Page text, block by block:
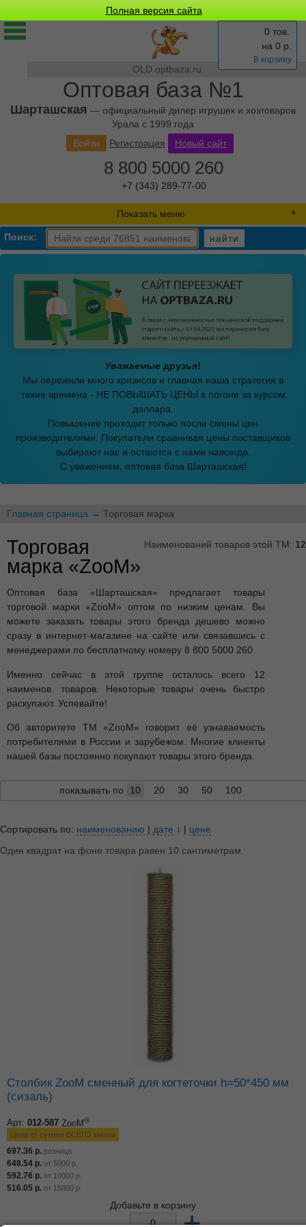
Полная версия сайта
OLD.optbaza.ru
Оптовая база №1
Шарташская — официальный дилер игрушек и хозтоваров
Урала с 1999 года
0 тов.
на 0 р.
В корзину
Войти Регистрация Новый сайт
8 800 5000 260
+7 (343) 289-77-00
Показать меню
Поиск: найти
Уважаемые друзья!
Мы пережили много кризисов и главная наша стратегия в
такие времена - НЕ ПОВЫШАТЬ ЦЕНЫ в погоне за курсом
доллара.
Повышение проходит только после смены цен
производителями. Покупатели сравнивая цены поставщиков
выбирают нас и остаются с нами навсегда.
С уважением, оптовая база Шарташская!
Главная страница → Торговая марка
Наименований товаров этой ТМ: 12
Торговая
марка «ZooM»
Оптовая база «Шарташская» предлагает товары
торговой марки «ZooM» оптом по низким ценам. Вы
можете заказать товары этого бренда дешево можно
сразу в интернет-магазине на сайте или связавшись с
менеджерами по бесплатному номеру 8 800 5000 260.
Именно сейчас в этой группе осталось всего 12
наименов. товаров. Некоторые товары очень быстро
раскупают. Успевайте!
Об авторитете ТМ «ZooM» говорит её узнаваемость
потребителями в России и зарубежом. Многие клиенты
нашей базы постоянно покупают товары этого бренда.
показывать по 10 20 30 50 100
Сортировать по: наименованию | дате ↓ | цене
Один квадрат на фоне товара равен 10 сантиметрам.
Столбик ZooM сменный для когтеточки h=50*450 мм
(сизаль)
Арт: 012-587 ZooM®
Цена от суммы ВСЕГО заказа
697.36 р. розница
648.54 р. от 5000 р.
592.76 р. от 10000 р.
516.05 р. от 15000 р.
Добавьте в корзину